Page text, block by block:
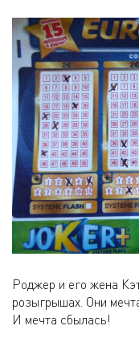
Роджер и его жена
розыгрышах. Они
И мечта сбылась!